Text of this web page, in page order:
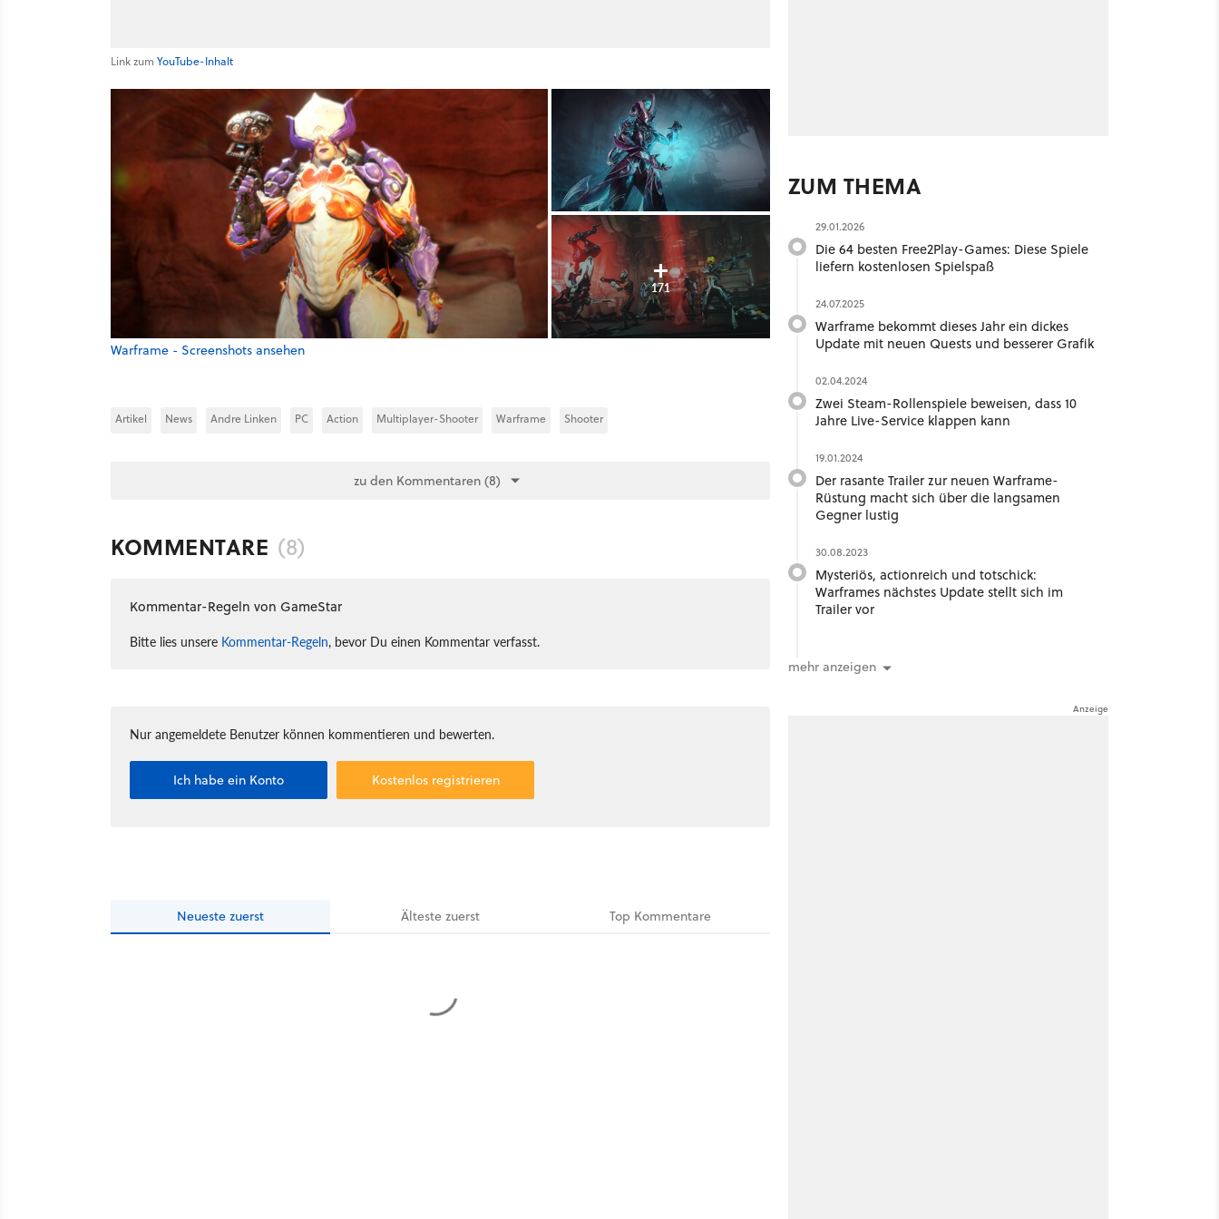
Link zum YouTube-Inhalt
171
Warframe - Screenshots ansehen
Artikel News Andre Linken PC Action Multiplayer-Shooter Warframe Shooter
zu den Kommentaren (8)
KOMMENTARE (8)
Kommentar-Regeln von GameStar
Bitte lies unsere Kommentar-Regeln, bevor Du einen Kommentar verfasst.
Nur angemeldete Benutzer können kommentieren und bewerten.
Ich habe ein Konto Kostenlos registrieren
Neueste zuerst Ältestezuerst Top Kommentare
ZUM THEMA
29.01.2026
Die 64 besten Free2Play-Games: Diese Spiele
liefern kostenlosen Spielspaß
24.07.2025
Warframe bekommt dieses Jahr ein dickes
Update mit neuen Quests und besserer Grafik
02.04.2024
Zwei Steam-Rollenspiele beweisen, dass 10
Jahre Live-Service klappen kann
19.01.2024
Der rasante Trailer zur neuen Warframe-
Rüstung macht sich über die langsamen
Gegner lustig
30.08.2023
Mysteriös, actionreich und totschick:
Warframes nächstes Update stellt sich im
Trailer vor
mehr anzeigen